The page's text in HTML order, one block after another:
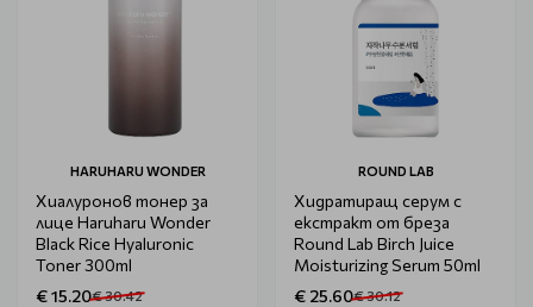
HARUHARU WONDER
Хиалуронов тонер за
лице Haruharu Wonder
Black Rice Hyaluronic
Toner 300ml
€ 15.20€ 30.42
ROUND LAB
Хидратиращ серум с
екстракт от бреза
Round Lab Birch Juice
Moisturizing Serum 50ml
€ 25.60€ 30.12